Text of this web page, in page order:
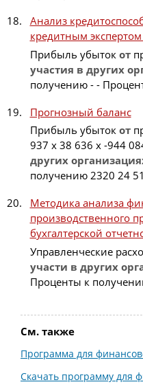
Анализ
кредитным
Прибыль убыток от
участия в других
получению - -
Прогнозный баланс
Прибыль убыток от
937 x 38 636 x -944
других
получению 2320 24
Методика анализа
производственного
бухгалтерской
Управленческие
участи в других
Проценты к
См. также
Программа для
Скачать программу для